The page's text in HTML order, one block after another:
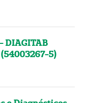
DIAGITAB
(54003267-5)